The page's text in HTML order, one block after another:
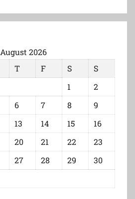
August 2026
T F S
S
1
2
6 7 8
9
13 14 15
16
20 21 22
23
27 28 29
30